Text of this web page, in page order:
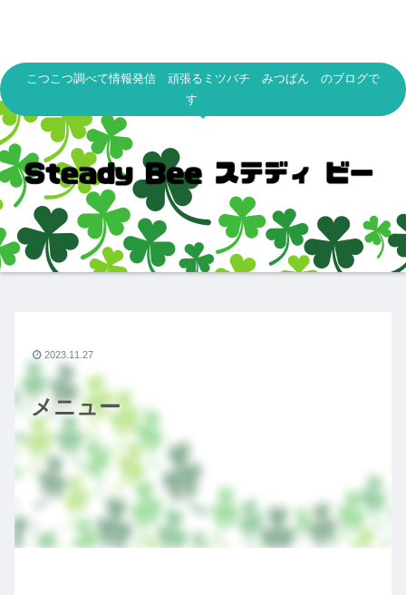
こつこつ調べて情報発信 頑張るミツバチ みつばん のブログで
す
メニュー
2023.11.27